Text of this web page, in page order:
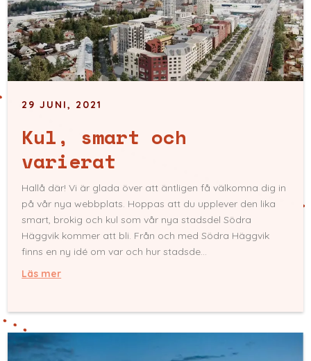
29 JUNI, 2021
Kul, smart och
varierat
Hallå där! Vi är glada över att äntligen få välkomna dig in
på vår nya webbplats. Hoppas att du upplever den lika
smart, brokig och kul som vår nya stadsdel Södra
Häggvik kommer att bli. Från och med Södra Häggvik
finns en ny idé om var och hur stadsde...
Läs mer